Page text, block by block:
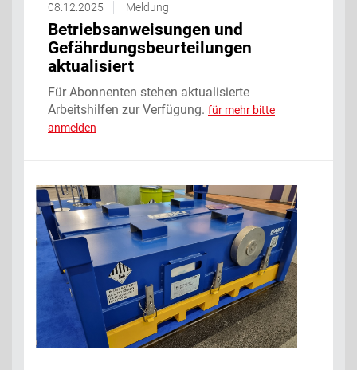
08.12.2025 Meldung
Betriebsanweisungen und
Gefährdungsbeurteilungen
aktualisiert
Für Abonnenten stehen aktualisierte
Arbeitshilfen zur Verfügung. für mehr bitte
anmelden